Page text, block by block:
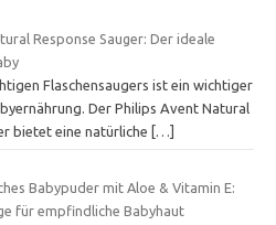
Response Sauger: Der ideale
Flaschensaugers ist ein wichtiger
Der Philips Avent Natural
bietet eine natürliche […]
Babypuder mit Aloe & Vitamin E:
für empfindliche Babyhaut